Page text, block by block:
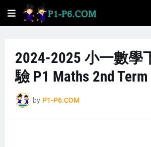
2024-2025 小一數學
驗 P1 Maths 2nd
by P1-P6.COM